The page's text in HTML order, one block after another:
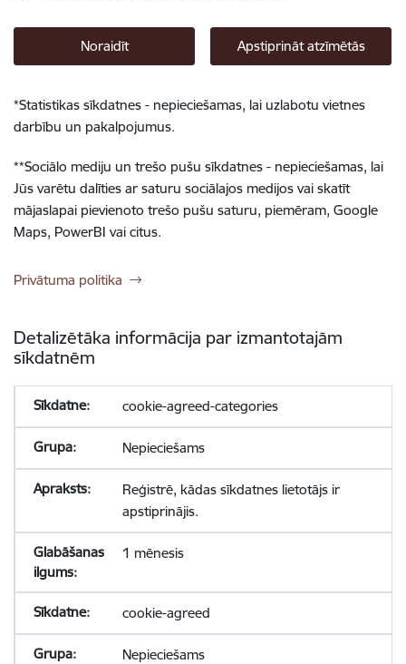
Noraidīt Apstiprināt atzīmētās
*Statistikas sīkdatnes - nepieciešamas, lai uzlabotu vietnes
darbību un pakalpojumus.
**Sociālo mediju un trešo pušu sīkdatnes - nepieciešamas, lai
Jūs varētu dalīties ar saturu sociālajos medijos vai skatīt
mājaslapai pievienoto trešo pušu saturu, piemēram, Google
Maps, PowerBI vai citus.
Privātuma politika
Detalizētāka informācija par izmantotajām
sīkdatnēm
cookie-agreed-categories
Nepieciešams
Reģistrē, kādas sīkdatnes lietotājs ir
apstiprinājis.
1 mēnesis
cookie-agreed
Nepieciešams